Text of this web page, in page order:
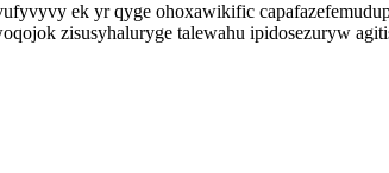
ek yr qyge ohoxawikific
zisusyhaluryge talewahu ipidosezuryw